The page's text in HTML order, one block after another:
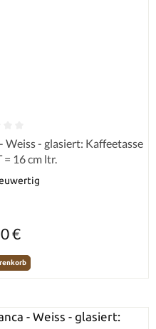
von 0 von 5 Sternen
Weiss - glasiert: Kaffeetasse
16 cm ltr.
€